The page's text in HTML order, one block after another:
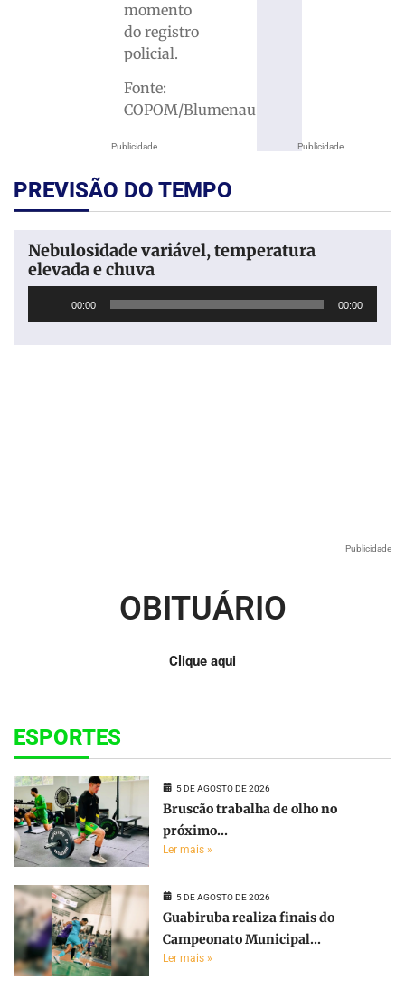
Publicidade
momento
do registro
policial.
Fonte:
COPOM/Blumenau
Publicidade
PREVISÃO DO TEMPO
Nebulosidade variável, temperatura
elevada e chuva
00:00 00:00
Publicidade
OBITUÁRIO
Clique aqui
ESPORTES
5 DE AGOSTO DE 2026
Bruscão trabalha de olho no
próximo...
Ler mais »
5 DE AGOSTO DE 2026
Guabiruba realiza finais do
Campeonato Municipal...
Ler mais »